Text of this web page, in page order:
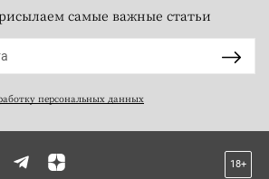
самые важные статьи
персональных данных
18+